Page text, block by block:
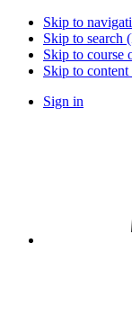
Skip to
Skip to search
Skip to course
Skip to content
Sign in